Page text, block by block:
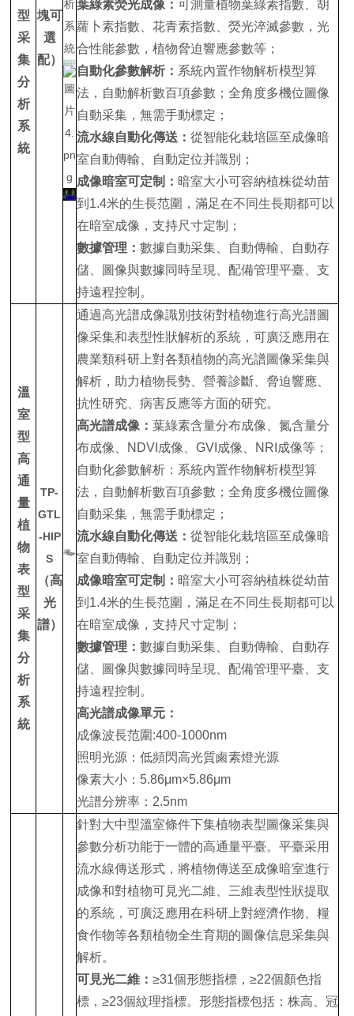
型
采
集
分
析
系
統
塊可
選
配）
葉綠素熒光成像：可測量植物葉綠素指數、胡
蘿卜素指數、花青素指數、熒光淬滅參數，光
合性能參數，植物脅迫響應參數等；
自動化參數解析： 系統內置作物解析模型算
法，自動解析數百項參數；全角度多機位圖像
自動采集，無需手動標定；
流水線自動化傳送：從智能化栽培區至成像暗
室自動傳輸、自動定位并識別；
成像暗室可定制： 暗室大小可容納植株從幼苗
到1.4米的生長范圍，滿足在不同生長期都可以
在暗室成像，支持尺寸定制；
數據管理：數據自動采集、自動傳輸、自動存
儲、圖像與數據同時呈現、配備管理平臺、支
持遠程控制。
溫
室
型
高
通
量
植
物
表
型
采
集
分
析
系
統
TP-
GTL
-HIP
S
（高
光
譜）
通過高光譜成像識別技術對植物進行高光譜圖
像采集和表型性狀解析的系統，可廣泛應用在
農業類科研上對各類植物的高光譜圖像采集與
解析，助力植物長勢、營養診斷、脅迫響應、
抗性研究、病害反應等方面的研究。
高光譜成像：葉綠素含量分布成像、氮含量分
布成像、NDVI成像、GVI成像、NRI成像等；
自動化參數解析：系統內置作物解析模型算
法，自動解析數百項參數；全角度多機位圖像
自動采集，無需手動標定；
流水線自動化傳送：從智能化栽培區至成像暗
室自動傳輸、自動定位并識別；
成像暗室可定制： 暗室大小可容納植株從幼苗
到1.4米的生長范圍，滿足在不同生長期都可以
在暗室成像，支持尺寸定制；
數據管理：數據自動采集、自動傳輸、自動存
儲、圖像與數據同時呈現、配備管理平臺、支
持遠程控制。
高光譜成像單元：
成像波長范圍:400-1000nm
照明光源：低頻閃高光質鹵素燈光源
像素大小：5.86μm×5.86μm
光譜分辨率：2.5nm
針對大中型溫室條件下集植物表型圖像采集與
參數分析功能于一體的高通量平臺。平臺采用
流水線傳送形式，將植物傳送至成像暗室進行
成像和對植物可見光二維、三維表型性狀提取
的系統，可廣泛應用在科研上對經濟作物、糧
食作物等各類植物全生育期的圖像信息采集與
解析。
可見光二維：≥31個形態指標，≥22個顏色指
標，≥23個紋理指標。形態指標包括：株高、冠